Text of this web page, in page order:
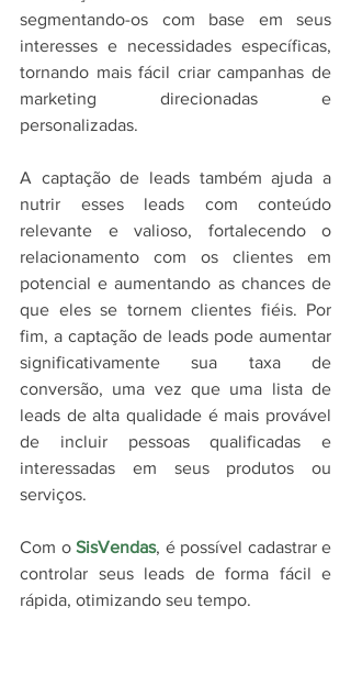
segmentando-os com base em seus
interesses e necessidades específicas,
tornando mais fácil criar campanhas de
marketing direcionadas e
personalizadas.
A captação de leads também ajuda a
nutrir esses leads com conteúdo
relevante e valioso, fortalecendo o
relacionamento com os clientes em
potencial e aumentando as chances de
que eles se tornem clientes fiéis. Por
fim, a captação de leads pode aumentar
significativamente sua taxa de
conversão, uma vez que uma lista de
leads de alta qualidade é mais provável
de incluir pessoas qualificadas e
interessadas em seus produtos ou
serviços.
Com o SisVendas, é possível cadastrar e
controlar seus leads de forma fácil e
rápida, otimizando seu tempo.